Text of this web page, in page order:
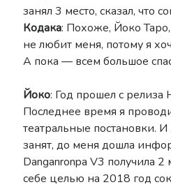
NieR:
nier remaster
reincarnation
Shelfhentai
Stage Play Terra Battle
Thou Shalt Not Die
Voice of Cards
занял 3 место, сказал, что
Кодака: Похоже, Йоко
не любит меня, потому я
А пока — всем большое
Йоко: Год прошел с релиза
Последнее время я
театральные постановки.
занят, до меня дошла
Danganronpa V3 получила 2
себе целью на 2018 год